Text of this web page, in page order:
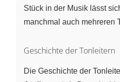
Stück in der Musik lässt
manchmal auch mehreren
Geschichte der Tonleitern
Die Geschichte der